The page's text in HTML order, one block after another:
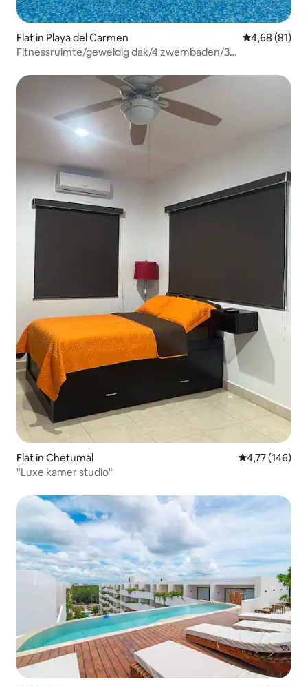
Flat in Playa del Carmen Gemiddelde
4,68 (81)
Fitnessruimte/geweldig dak/4 zwembaden/3
Flat in Chetumal Gemiddelde
4,77 (146)
"Luxe kamer studio"